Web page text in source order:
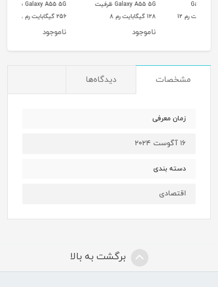
Galaxy A55 5G ظرفیت
128 گیگابایت رم 8
Galaxy A55 5G ظرفیت
256 گیگابایت رم 8
مشخصات دیدگاه‌ها
زمان معرفی
۱۶ آگوست ۲۰۲۴
دسته ‌بندی
اقتصادی
برگشت به بالا